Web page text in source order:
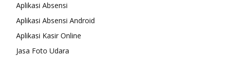
Aplikasi Absensi
Aplikasi Absensi Android
Aplikasi Kasir Online
Jasa Foto Udara